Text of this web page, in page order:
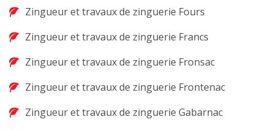
Zingueur et travaux de zinguerie Fours
Zingueur et travaux de zinguerie Francs
Zingueur et travaux de zinguerie Fronsac
Zingueur et travaux de zinguerie Frontenac
Zingueur et travaux de zinguerie Gabarnac